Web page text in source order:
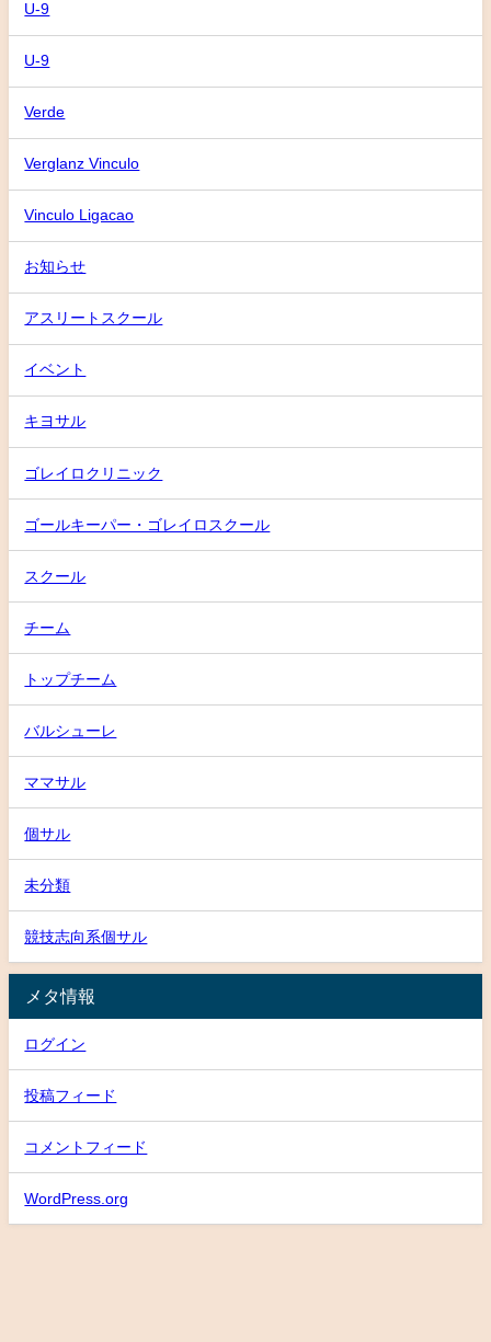
U-9
U-9
Verde
Verglanz Vinculo
Vinculo Ligacao
お知らせ
アスリートスクール
イベント
キヨサル
ゴレイロクリニック
ゴールキーパー・ゴレイロスクール
スクール
チーム
トップチーム
バルシューレ
ママサル
個サル
未分類
競技志向系個サル
メタ情報
ログイン
投稿フィード
コメントフィード
WordPress.org